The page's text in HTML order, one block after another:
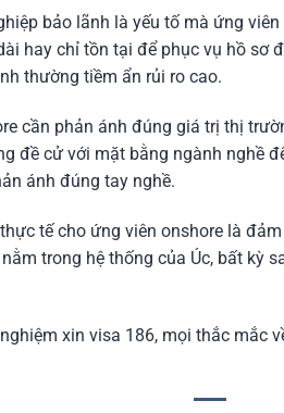
bảo lãnh là yếu tố mà ứng
hay chỉ tồn tại để phục vụ hồ sơ
thường tiềm ẩn rủi ro cao.
cần phản ánh đúng giá trị thị
đề cử với mặt bằng ngành nghề
ánh đúng tay nghề.
tế cho ứng viên onshore là
trong hệ thống của Úc, bất kỳ
xin visa 186, mọi thắc mắc